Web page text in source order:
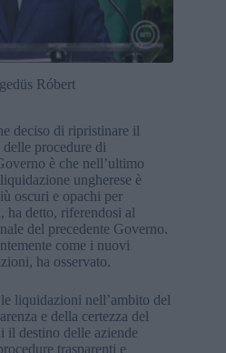
Róbert
deciso di ripristinare il
procedure di
è che nell’ultimo
ungherese è
oscuri e opachi per
ha detto, riferendosi al
del precedente Governo.
come i nuovi
ha osservato.
liquidazioni nell’ambito del
e della certezza del
il destino delle aziende
trasparenti e